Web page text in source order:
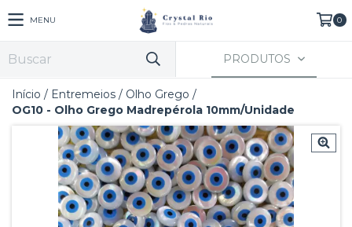
MENU 0
PRODUTOS
Início / Entremeios / Olho Grego /
OG10 - Olho Grego Madrepérola 10mm/Unidade